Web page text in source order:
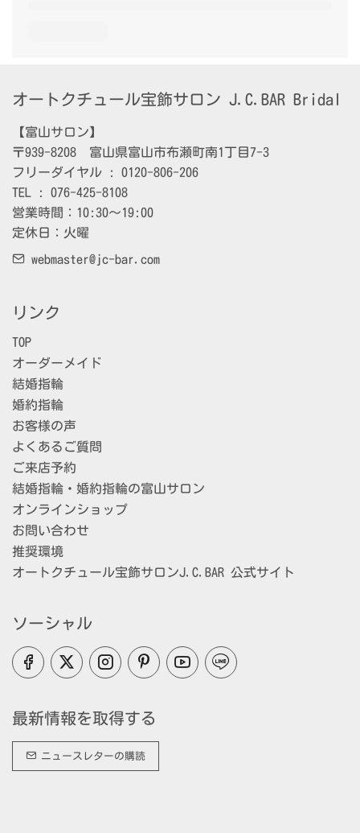
オートクチュール宝飾サロン J.C.BAR Bridal
【富山サロン】
〒939-8208　富山県富山市布瀬町南1丁目7-3
フリーダイヤル : 0120-806-206
TEL : 076-425-8108
営業時間：10:30～19:00
定休日：火曜
webmaster@jc-bar.com
リンク
TOP
オーダーメイド
結婚指輪
婚約指輪
お客様の声
よくあるご質問
ご来店予約
結婚指輪・婚約指輪の富山サロン
オンラインショップ
お問い合わせ
推奨環境
オートクチュール宝飾サロンJ.C.BAR 公式サイト
ソーシャル
最新情報を取得する
ニュースレターの購読